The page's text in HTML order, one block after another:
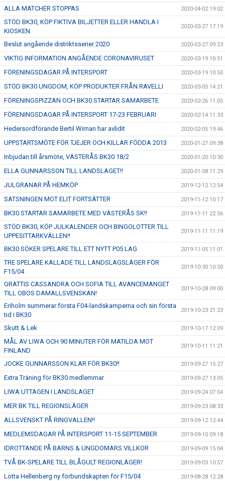
ALLA MATCHER STOPPAS 2020-04-02 19:02
STÖD BK30, KÖP FIKTIVA BILJETTER ELLER HANDLA I
KIOSKEN
2020-03-27 17:19
Beslut angående distriktsserier 2020 2020-03-27 09:23
VIKTIG INFORMATION ANGÅENDE CORONAVIRUSET 2020-03-19 10:51
FÖRENINGSDAGAR PÅ INTERSPORT 2020-03-19 10:50
STÖD BK30 UNGDOM, KÖP PRODUKTER FRÅN RAVELLI 2020-03-05 14:21
FÖRENINGSPIZZAN OCH BK30 STARTAR SAMARBETE 2020-02-26 11:05
FÖRENINGSDAGAR PÅ INTERSPORT 17-23 FEBRUARI 2020-02-14 11:33
Hedersordförande Bertil Wiman har avlidit 2020-02-05 19:46
UPPSTARTSMÖTE FÖR TJEJER OCH KILLAR FÖDDA 2013 2020-01-27 09:38
Inbjudan till årsmöte, VÄSTERÅS BK30 18/2 2020-01-20 10:30
ELLA GUNNARSSON TILL LANDSLAGET!! 2020-01-08 11:29
JULGRANAR PÅ HEMKÖP 2019-12-12 12:54
SATSNINGEN MOT ELIT FORTSÄTTER 2019-11-12 10:17
BK30 STARTAR SAMARBETE MED VÄSTERÅS SK!! 2019-11-11 22:56
STÖD BK30, KÖP JULKALENDER OCH BINGOLOTTER TILL
UPPESITTARKVÄLLEN!!
2019-11-11 11:19
BK30 SÖKER SPELARE TILL ETT NYTT P05 LAG 2019-11-05 11:01
TRE SPELARE KALLADE TILL LANDSLAGSLÄGER FÖR
F15/04
2019-10-30 10:50
GRATTIS CASSANDRA OCH SOFIA TILL AVANCEMANGET
TILL OBOS DAMALLSVENSKAN!
2019-10-28 09:00
Eriholm summerar första F04-landskamperna och sin första
tid i BK30
2019-10-23 21:23
Skutt & Lek 2019-10-17 12:09
MÅL AV LIWA OCH 90 MINUTER FÖR MATILDA MOT
FINLAND
2019-10-11 11:21
JOCKE GUNNARSSON KLAR FÖR BK30!! 2019-09-27 15:27
Extra Träning för BK30 medlemmar 2019-09-27 13:05
LIWA UTTAGEN I LANDSLAGET 2019-09-24 07:04
MER BK TILL REGIONSLÄGER 2019-09-23 08:33
ALLSVENSKT PÅ RINGVALLEN!! 2019-09-12 12:44
MEDLEMSDAGAR PÅ INTERSPORT 11-15 SEPTEMBER 2019-09-10 09:18
IDROTTANDE PÅ BARNS & UNGDOMARS VILLKOR 2019-09-09 15:04
TVÅ BK-SPELARE TILL BLÅGULT REGIONLÄGER! 2019-09-03 10:57
Lotta Hellenberg ny förbundskapten för F15/04 2019-08-28 12:28